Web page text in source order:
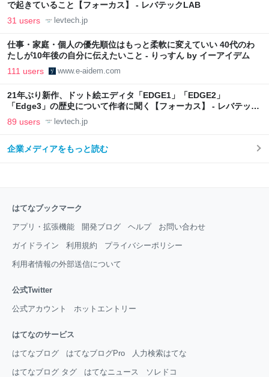
で起きていること【フォーカス】 - レバテックLAB
31 users levtech.jp
仕事・家庭・個人の優先順位はもっと柔軟に変えていい 40代のわ
たしが10年後の自分に伝えたいこと - りっすん by イーアイデム
111 users www.e-aidem.com
21年ぶり新作、ドット絵エディタ「EDGE1」「EDGE2」
「Edge3」の歴史について作者に聞く【フォーカス】 - レバテック
LAB
89 users levtech.jp
企業メディアをもっと読む
はてなブックマーク
アプリ・拡張機能 開発ブログ ヘルプ お問い合わせ
ガイドライン 利用規約 プライバシーポリシー
利用者情報の外部送信について
公式Twitter
公式アカウント ホットエントリー
はてなのサービス
はてなブログ はてなブログPro 人力検索はてな
はてなブログ タグ はてなニュース ソレドコ